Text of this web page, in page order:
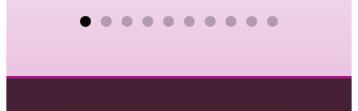
leur disponibilité. Grâce à eux, cette
soirée restera gravée dans nos
événements importants. Rahma &